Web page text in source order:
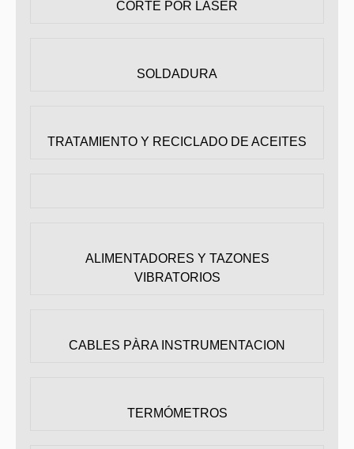
CORTE POR LÁSER
SOLDADURA
TRATAMIENTO Y RECICLADO DE ACEITES
ALIMENTADORES Y TAZONES
VIBRATORIOS
CABLES PÀRA INSTRUMENTACION
TERMÓMETROS